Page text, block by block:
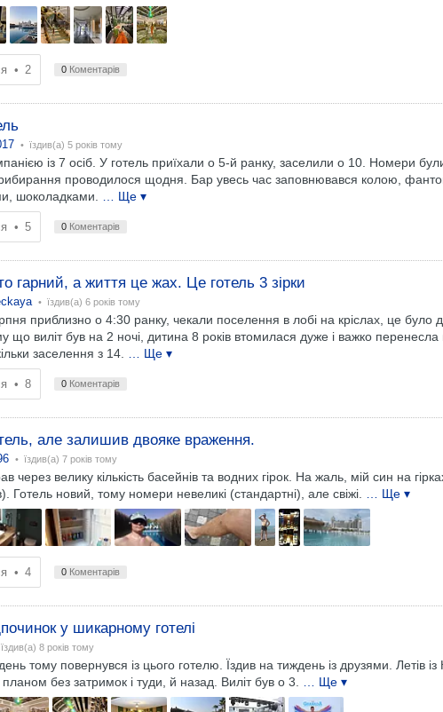
• 2 0Коментарів
• їздив(а) 5 років тому
із 7 осіб. У готель приїхали о 5-й ранку, заселили о 10. Номери
проводилося щодня. Бар увесь час заповнювався колою,
шоколадками.
… Ще ▾
• 5 0Коментарів
гарний, а життя це жах. Це готель 3 зірки
• їздив(а) 6 років тому
приблизно о 4:30 ранку, чекали поселення в лобі на кріслах, це було
що виліт був на 2 ночі, дитина 8 років втомилася дуже і важко перенесла
заселення з 14.
… Ще ▾
• 8 0Коментарів
але залишив двояке враження.
• їздив(а) 7 років тому
через велику кількість басейнів та водних гірок. На жаль, мій син на
Готель новий, тому номери невеликі (стандартні), але свіжі.
… Ще ▾
• 4 0Коментарів
у шикарному готелі
8 років тому
тому повернувся із цього готелю. Їздив на тиждень із друзями. Летів
без затримок і туди, й назад. Виліт був о 3.
… Ще ▾